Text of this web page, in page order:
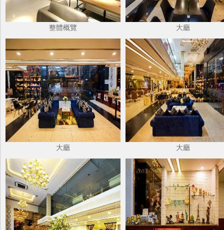
整體概覽 大廳
大廳 大廳